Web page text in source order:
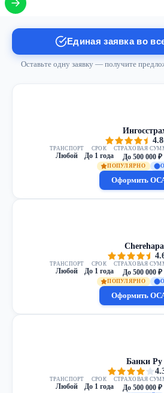
Единая заявка во
Оставьте одну заявку — получите
4.8
ТРАНСПОРТ
Любой
СРОК
До 1 года
СТРАХОВАЯ
До 500 000 ₽
ПОПУЛЯРНО
Оформить
Cherehapa
ТРАНСПОРТ
Любой
СРОК
До 1 года
СТРАХОВАЯ
До 500 000 ₽
ПОПУЛЯРНО
Оформить
Банки Ру
ТРАНСПОРТ
Любой
СРОК
До 1 года
СТРАХОВАЯ
До 500 000 ₽